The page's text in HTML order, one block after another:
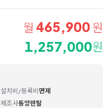
월 465,900 원
1,257,000원
설치비/등록비면제
제조사동양렌탈